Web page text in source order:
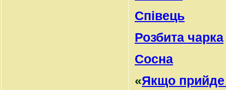
Співець
Розбита чарка
Сосна
«Якщо